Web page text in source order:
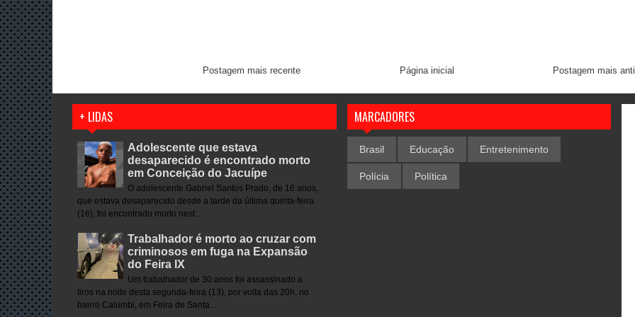
Postagem mais recente Postagem mais
Página inicial
+ LIDAS
Adolescente que estava
desaparecido é encontrado morto
em Conceição do Jacuípe
O adolescente Gabriel Santos Prado, de 16 anos,
que estava desaparecido desde a tarde da última quinta-feira
(16), foi encontrado morto nest...
Trabalhador é morto ao cruzar com
criminosos em fuga na Expansão
do Feira IX
Um trabalhador de 30 anos foi assassinado a
tiros na noite desta segunda-feira (13), por volta das 20h, no
bairro Calumbi, em Feira de Santa...
MARCADORES
Brasil Educação Entretenimento
Polícia Política